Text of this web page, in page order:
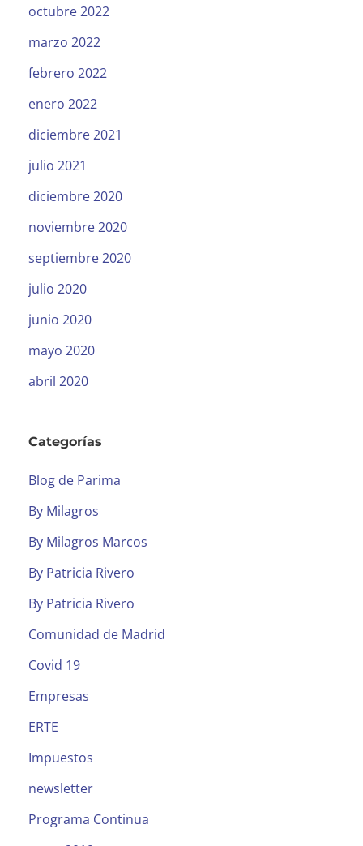
octubre 2022
marzo 2022
febrero 2022
enero 2022
diciembre 2021
julio 2021
diciembre 2020
noviembre 2020
septiembre 2020
julio 2020
junio 2020
mayo 2020
abril 2020
Categorías
Blog de Parima
By Milagros
By Milagros Marcos
By Patricia Rivero
By Patricia Rivero
Comunidad de Madrid
Covid 19
Empresas
ERTE
Impuestos
newsletter
Programa Continua